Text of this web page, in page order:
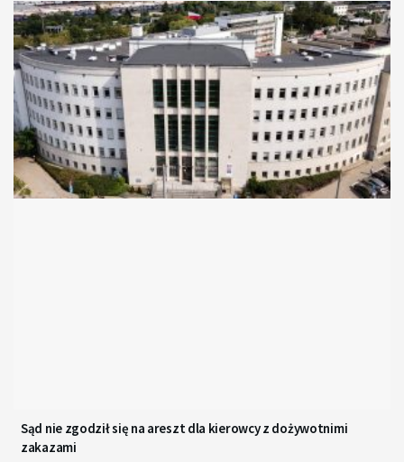
Sąd nie zgodził się na areszt dla kierowcy z dożywotnimi
zakazami